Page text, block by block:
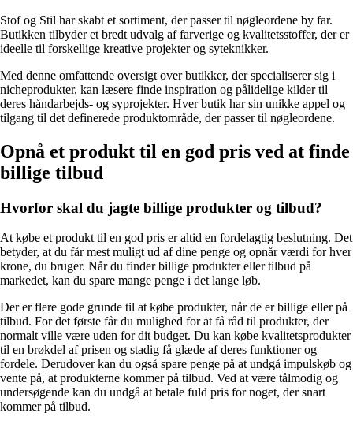
Stof og Stil har skabt et sortiment, der passer til nøgleordene by far.
Butikken tilbyder et bredt udvalg af farverige og kvalitetsstoffer, der er
ideelle til forskellige kreative projekter og syteknikker.
Med denne omfattende oversigt over butikker, der specialiserer sig i
nicheprodukter, kan læsere finde inspiration og pålidelige kilder til
deres håndarbejds- og syprojekter. Hver butik har sin unikke appel og
tilgang til det definerede produktområde, der passer til nøgleordene.
Opnå et produkt til en god pris ved at finde
billige tilbud
Hvorfor skal du jagte billige produkter og tilbud?
At købe et produkt til en god pris er altid en fordelagtig beslutning. Det
betyder, at du får mest muligt ud af dine penge og opnår værdi for hver
krone, du bruger. Når du finder billige produkter eller tilbud på
markedet, kan du spare mange penge i det lange løb.
Der er flere gode grunde til at købe produkter, når de er billige eller på
tilbud. For det første får du mulighed for at få råd til produkter, der
normalt ville være uden for dit budget. Du kan købe kvalitetsprodukter
til en brøkdel af prisen og stadig få glæde af deres funktioner og
fordele. Derudover kan du også spare penge på at undgå impulskøb og
vente på, at produkterne kommer på tilbud. Ved at være tålmodig og
undersøgende kan du undgå at betale fuld pris for noget, der snart
kommer på tilbud.